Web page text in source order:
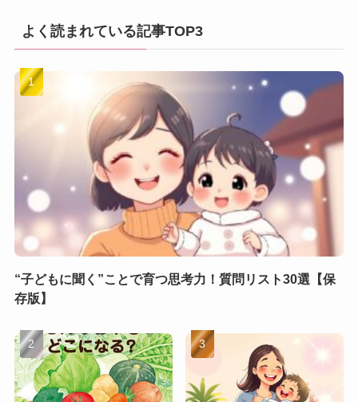
よく読まれている記事TOP3
“子どもに聞く”ことで育つ思考力！質問リスト30選【保
存版】